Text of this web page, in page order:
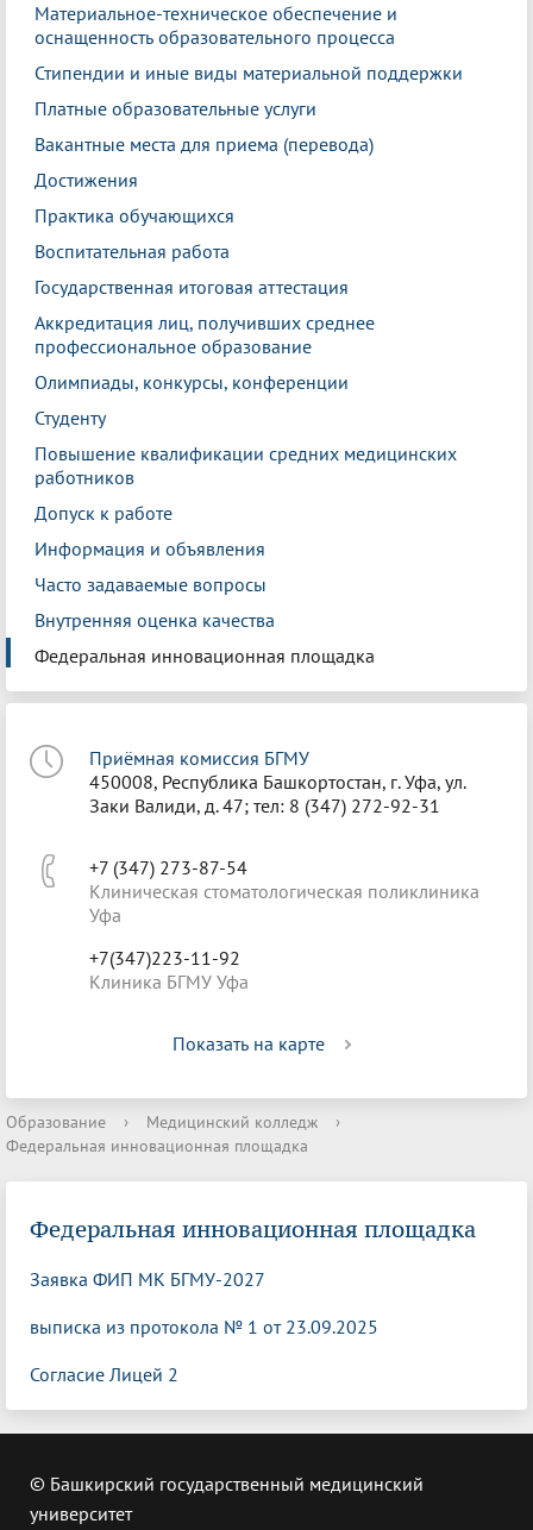
Материальное-техническое обеспечение и
оснащенность образовательного процесса
Стипендии и иные виды материальной поддержки
Платные образовательные услуги
Вакантные места для приема (перевода)
Достижения
Практика обучающихся
Воспитательная работа
Государственная итоговая аттестация
Аккредитация лиц, получивших среднее
профессиональное образование
Олимпиады, конкурсы, конференции
Студенту
Повышение квалификации средних медицинских
работников
Допуск к работе
Информация и объявления
Часто задаваемые вопросы
Внутренняя оценка качества
Федеральная инновационная площадка
Приёмная комиссия БГМУ
450008, Республика Башкортостан, г. Уфа, ул.
Заки Валиди, д. 47; тел: 8 (347) 272-92-31
+7 (347) 273-87-54
Клиническая стоматологическая поликлиника
Уфа
+7(347)223-11-92
Клиника БГМУ Уфа
Показать на карте
Образование › Медицинский колледж
›
Федеральная инновационная площадка
Федеральная инновационная площадка
Заявка ФИП МК БГМУ-2027
выписка из протокола № 1 от 23.09.2025
Согласие Лицей 2
© Башкирский государственный медицинский
университет